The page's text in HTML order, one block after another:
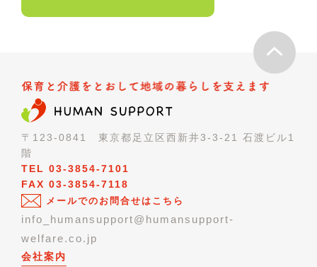
〒123-0841 東京都足立区西新井3-3-21 石渡ビル1
階
TEL 03-3854-7101
FAX 03-3854-7118
メールでのお問合せはこちら
info_humansupport@humansupport-
welfare.co.jp
会社案内